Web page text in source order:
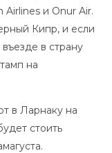
Airlines и Onur Air.
Кипр, и если
в страну
на
в Ларнаку на
стоить